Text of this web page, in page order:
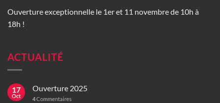
Ouverture exceptionnelle le 1er et 11 novembre de 10h à
18h !
ACTUALITÉ
17
Oct
Ouverture 2025
4Commentaires